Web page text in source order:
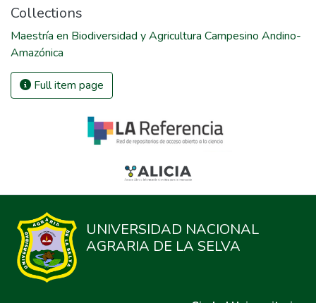
Collections
Maestría en Biodiversidad y Agricultura Campesino Andino-
Amazónica
Full item page
UNIVERSIDAD NACIONAL
AGRARIA DE LA SELVA